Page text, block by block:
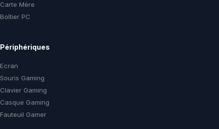
Carte Mère
Boîtier PC
Périphériques
Ecran
Souris Gaming
Clavier Gaming
Casque Gaming
Fauteuil Gamer